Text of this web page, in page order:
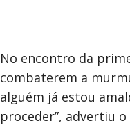
No encontro da
combaterem a
alguém já estou
proceder”, advertiu